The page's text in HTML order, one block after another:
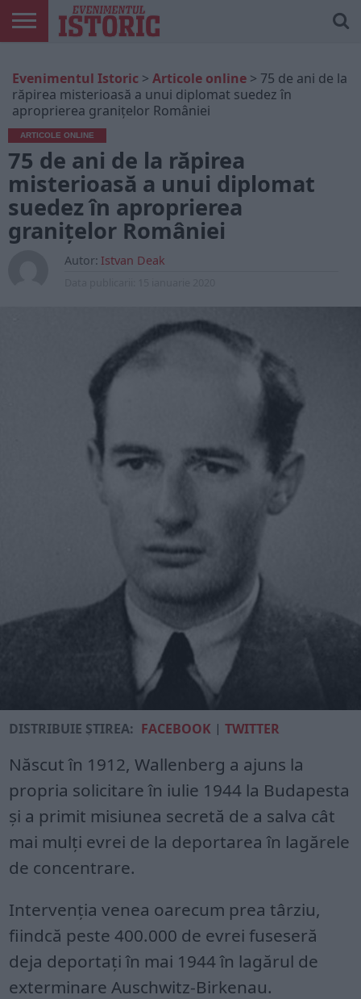
ONLINE
EDIȚII
TIPĂRITE
ISTORIC
PLAY
CONTUL
MEU
Evenimentul Istoric > Articole online > 75 de ani de la
răpirea misterioasă a unui diplomat suedez în
aproprierea granițelor României
ARTICOLE ONLINE
75 de ani de la răpirea
misterioasă a unui diplomat
suedez în aproprierea
granițelor României
Autor: Istvan Deak
DISTRIBUIE ȘTIREA: FACEBOOK |TWITTER
Născut în 1912, Wallenberg a ajuns la
propria solicitare în iulie 1944 la Budapesta
și a primit misiunea secretă de a salva cât
mai mulți evrei de la deportarea în lagărele
de concentrare.
Intervenția venea oarecum prea târziu,
fiindcă peste 400.000 de evrei fuseseră
deja deportați în mai 1944 în lagărul de
exterminare Auschwitz-Birkenau.